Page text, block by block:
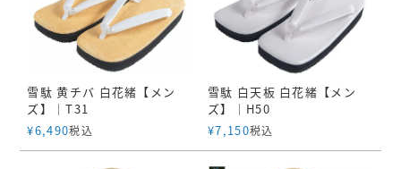
雪駄 黄チバ 白花緒【メン
ズ】｜T31
¥6,490税込
雪駄 白天板 白花緒【メン
ズ】｜H50
¥7,150税込